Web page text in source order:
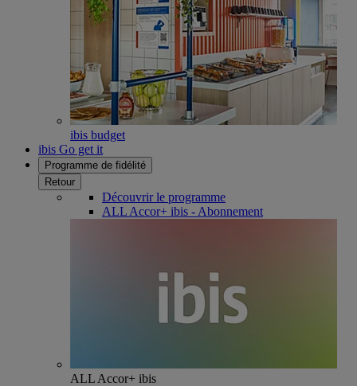
ibis budget
ibis Go get it
Programme de fidélité
Retour
Découvrir le programme
ALL Accor+ ibis - Abonnement
ALL Accor+ ibis